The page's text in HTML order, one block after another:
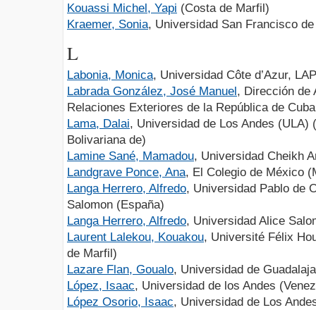
Kouassi Michel, Yapi (Costa de Marfil)
Kraemer, Sonia, Universidad San Francisco
L
Labonia, Monica, Universidad Côte d’Azur,
Labrada González, José Manuel, Dirección de
Relaciones Exteriores de la República de
Lama, Dalai, Universidad de Los Andes (ULA)
Bolivariana de)
Lamine Sané, Mamadou, Universidad Cheikh
Landgrave Ponce, Ana, El Colegio de México
Langa Herrero, Alfredo, Universidad Pablo de
Salomon (España)
Langa Herrero, Alfredo, Universidad Alice
Laurent Lalekou, Kouakou, Université Félix
de Marfil)
Lazare Flan, Goualo, Universidad de
López, Isaac, Universidad de los Andes
López Osorio, Isaac, Universidad de Los